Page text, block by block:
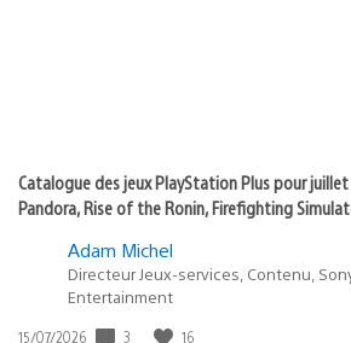
Catalogue des jeux PlayStation Plus pour
Pandora, Rise of the Ronin, Firefighting
Adam Michel
Directeur Jeux-services, Contenu,
Entertainment
Date
15/07/2026 3 16